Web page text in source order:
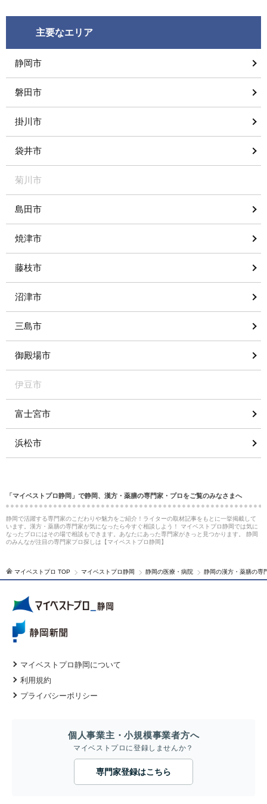
主要なエリア
静岡市
磐田市
掛川市
袋井市
菊川市
島田市
焼津市
藤枝市
沼津市
三島市
御殿場市
伊豆市
富士宮市
浜松市
「マイベストプロ静岡」で静岡、漢方・薬膳の専門家・プロをご覧のみなさまへ
静岡で活躍する専門家のこだわりや魅力をご紹介！ライターの取材記事をもとに一挙掲載して
います。漢方・薬膳の専門家が気になったら今すぐ相談しよう！ マイベストプロ静岡では気に
なったプロにはその場で相談もできます。あなたにあった専門家がきっと見つかります。 静岡
のみんなが注目の専門家プロ探しは【マイベストプロ静岡】
マイベストプロ TOP マイベストプロ静岡 静岡の医療・病院 静岡の漢方・薬膳の専
マイベストプロ静岡について
利用規約
プライバシーポリシー
個人事業主・小規模事業者方へ
マイベストプロに登録しませんか？
専門家登録はこちら